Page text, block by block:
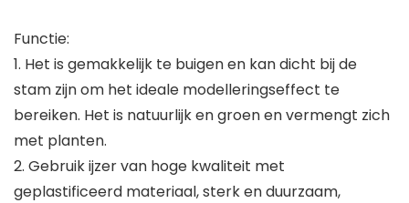
Bloemenwinkel
Decor
voor
Kralen
voor
Fiets…
hoeveelheid
Functie:
1. Het is gemakkelijk te buigen en kan dicht bij de
stam zijn om het ideale modelleringseffect te
bereiken. Het is natuurlijk en groen en vermengt zich
met planten.
2. Gebruik ijzer van hoge kwaliteit met
geplastificeerd materiaal, sterk en duurzaam,